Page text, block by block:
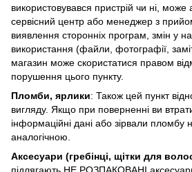
використовувався пристрій чи ні, може
сервісний центр або менеджер з
виявлення сторонніх програм, змін у
використання (файли, фотографії,
магазин може скористатися правом
порушення цього пункту.
Пломби, ярлики: Також цей пункт
вигляду. Якщо при поверненні ви
інформаційні дані або зірвали пломбу
аналогічною.
Аксесуари (гребінці, щітки для